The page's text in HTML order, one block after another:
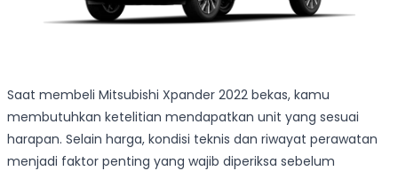
Saat membeli Mitsubishi Xpander 2022 bekas, kamu
membutuhkan ketelitian mendapatkan unit yang sesuai
harapan. Selain harga, kondisi teknis dan riwayat perawatan
menjadi faktor penting yang wajib diperiksa sebelum